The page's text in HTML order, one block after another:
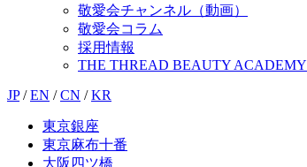
敬愛会チャンネル（動画）
敬愛会コラム
採用情報
THE THREAD BEAUTY ACADEMY
JP / EN / CN / KR
東京銀座
東京麻布十番
大阪四ツ橋